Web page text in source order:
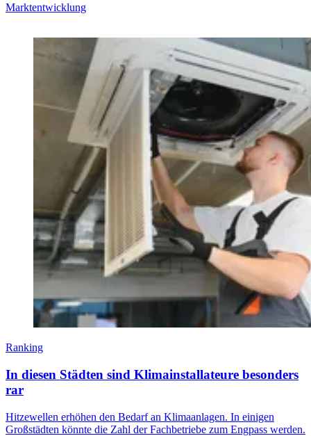
Marktentwicklung
Ranking
In diesen Städten sind Klimainstallateure besonders
rar
Hitzewellen erhöhen den Bedarf an Klimaanlagen. In einigen
Großstädten könnte die Zahl der Fachbetriebe zum Engpass werden.